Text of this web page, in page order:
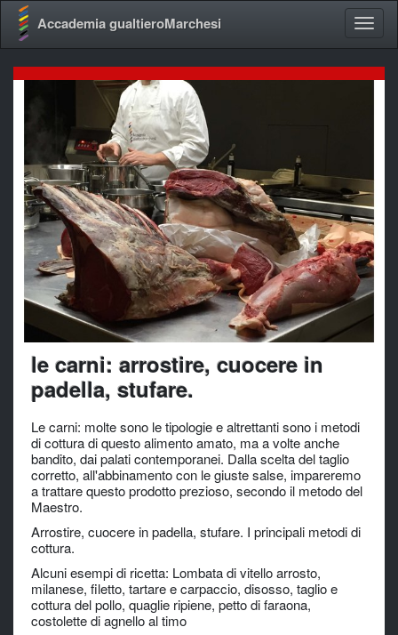
Accademia gualtieroMarchesi
le carni: arrostire, cuocere in
padella, stufare.
Le carni: molte sono le tipologie e altrettanti sono i metodi
di cottura di questo alimento amato, ma a volte anche
bandito, dai palati contemporanei. Dalla scelta del taglio
corretto, all'abbinamento con le giuste salse, impareremo
a trattare questo prodotto prezioso, secondo il metodo del
Maestro.
Arrostire, cuocere in padella, stufare. I principali metodi di
cottura.
Alcuni esempi di ricetta: Lombata di vitello arrosto,
milanese, filetto, tartare e carpaccio, disosso, taglio e
cottura del pollo, quaglie ripiene, petto di faraona,
costolette di agnello al timo